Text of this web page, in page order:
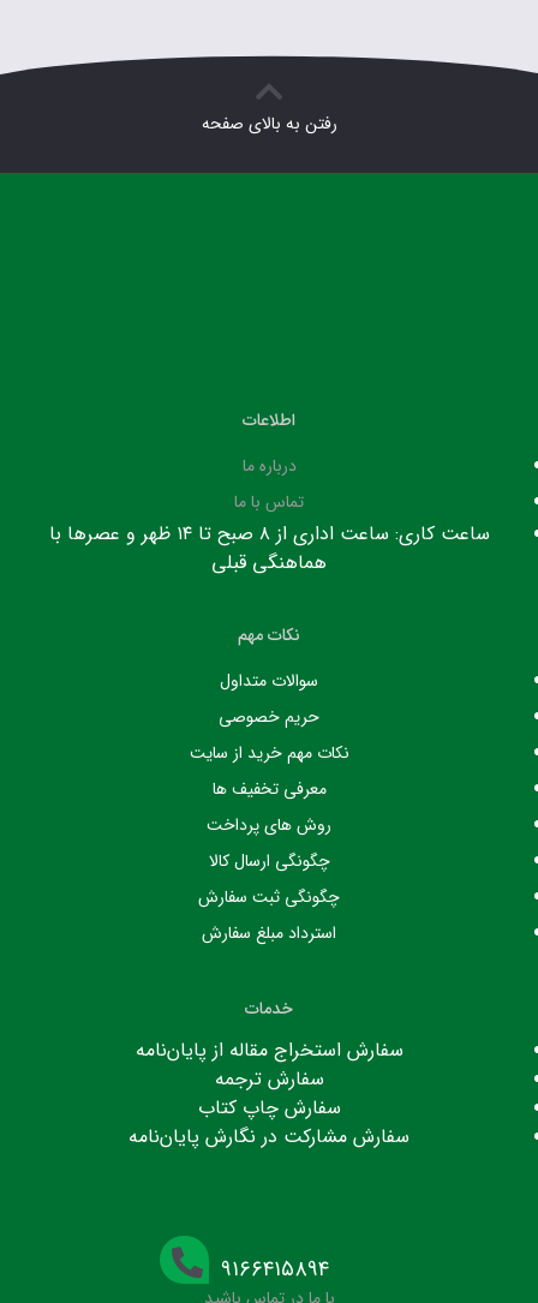
رفتن به بالای صفحه
اطلاعات
درباره ما
تماس با ما
ساعت کاری: ساعت اداری از ۸ صبح تا ۱۴ ظهر و عصرها با
هماهنگی قبلی
نکات مهم
سوالات متداول
حریم خصوصی
نکات مهم خرید از سایت
معرفی تخفیف ها
روش های پرداخت
چگونگی ارسال کالا
چگونگی ثبت سفارش
استرداد مبلغ سفارش
خدمات
سفارش استخراج مقاله از پایان‌نامه
سفارش ترجمه
سفارش چاپ کتاب
سفارش مشارکت در نگارش پایان‌نامه
۹۱۶۶۴۱۵۸۹۴